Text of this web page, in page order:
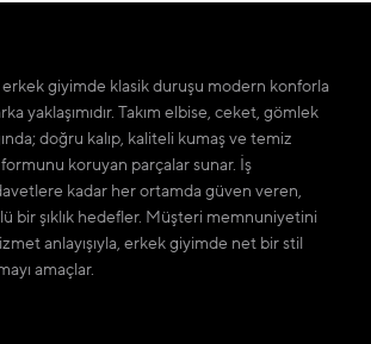
erkek giyimde klasik duruşu modern konforla
yaklaşımıdır. Takım elbise, ceket, gömlek
doğru kalıp, kaliteli kumaş ve temiz
koruyan parçalar sunar. İş
kadar her ortamda güven veren,
bir şıklık hedefler. Müşteri memnuniyetini
anlayışıyla, erkek giyimde net bir stil
amaçlar.